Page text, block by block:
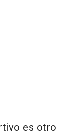
es otro